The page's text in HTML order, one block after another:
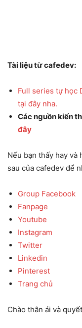
Tài liệu từ cafedev:
Full series tự học
tại đây nha.
Các nguồn kiến
đây
Nếu bạn thấy hay và
sau của cafedev để
Group Facebook
Fanpage
Youtube
Instagram
Twitter
Linkedin
Pinterest
Trang chủ
Chào thân ái và